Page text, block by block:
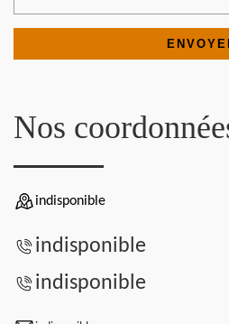
Nos
indisponible
indisponible
indisponible